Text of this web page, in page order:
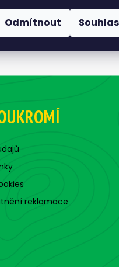
Odmítnout
reklamace